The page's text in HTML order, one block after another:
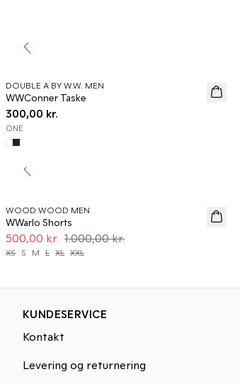
News
DOUBLE A BY W.W. MEN
WWConner Taske
300,00 kr.
ONE
Previous slide
WOOD WOOD MEN
WWarlo Shorts
500,00 kr. 1.000,00 kr.
XS S M L XL XXL
Previous slide
KUNDESERVICE
Kontakt
Levering og returnering